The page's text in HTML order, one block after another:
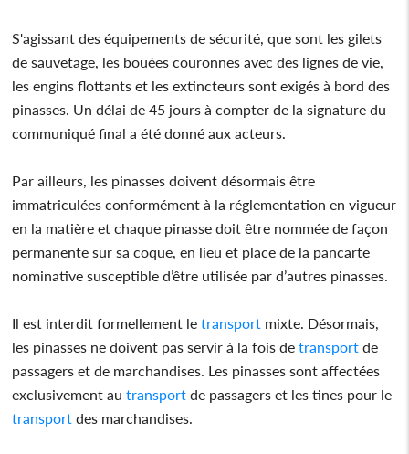
S'agissant des équipements de sécurité, que sont les gilets
de sauvetage, les bouées couronnes avec des lignes de vie,
les engins flottants et les extincteurs sont exigés à bord des
pinasses. Un délai de 45 jours à compter de la signature du
communiqué final a été donné aux acteurs.
Par ailleurs, les pinasses doivent désormais être
immatriculées conformément à la réglementation en vigueur
en la matière et chaque pinasse doit être nommée de façon
permanente sur sa coque, en lieu et place de la pancarte
nominative susceptible d’être utilisée par d’autres pinasses.
Il est interdit formellement letransport mixte. Désormais,
les pinasses ne doivent pas servir à la fois detransport de
passagers et de marchandises. Les pinasses sont affectées
exclusivement autransport de passagers et les tines pour le
transport des marchandises.